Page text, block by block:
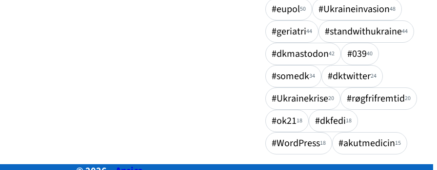
#eupol50 #Ukraineinvasion48
#geriatri44 #standwithukraine44
#dkmastodon42 #03940
#somedk34 #dktwitter24
#Ukrainekrise20 #røgfrifremtid20
#ok2118 #dkfedi18
#WordPress18 #akutmedicin15